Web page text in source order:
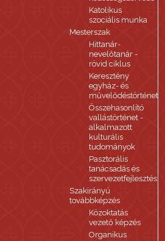
Katolikus
szociális munka
Mesterszak
Hittanár-
nevelőtanár -
rövid ciklus
Keresztény
egyház- és
művelődéstörténet
Összehasonlító
vallástörténet -
alkalmazott
kulturális
tudományok
Pasztorális
tanácsadás és
szervezetfejlesztés
Szakirányú
továbbképzés
Közoktatás
vezető képzés
Organikus